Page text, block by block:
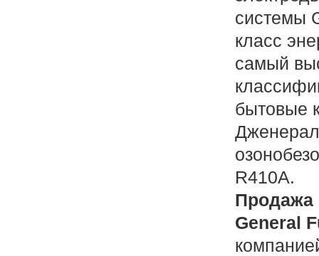
системы
класс
самый
бытовые
R410A.
Продажа
General